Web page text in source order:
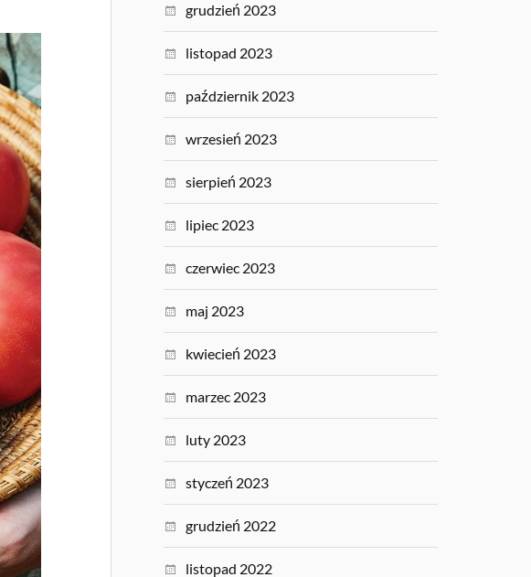
grudzień 2023
listopad 2023
październik 2023
wrzesień 2023
sierpień 2023
lipiec 2023
czerwiec 2023
maj 2023
kwiecień 2023
marzec 2023
luty 2023
styczeń 2023
grudzień 2022
listopad 2022